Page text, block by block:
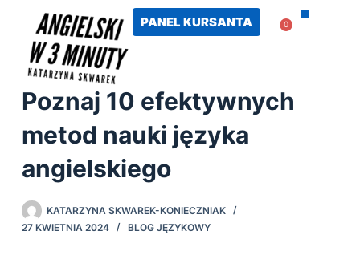
PANEL KURSANTA 0
Poznaj 10 efektywnych
metod nauki języka
angielskiego
KATARZYNA SKWAREK-KONIECZNIAK
27 KWIETNIA 2024
BLOG JĘZYKOWY